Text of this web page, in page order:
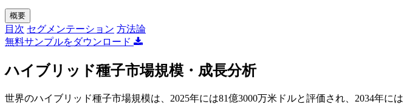
概要
目次 セグメンテーション 方法論
無料サンプルをダウンロード
ハイブリッド種子市場規模・成長分析
世界のハイブリッド種子市場規模は、2025年には81億3000万米ドルと評価され、2034年に